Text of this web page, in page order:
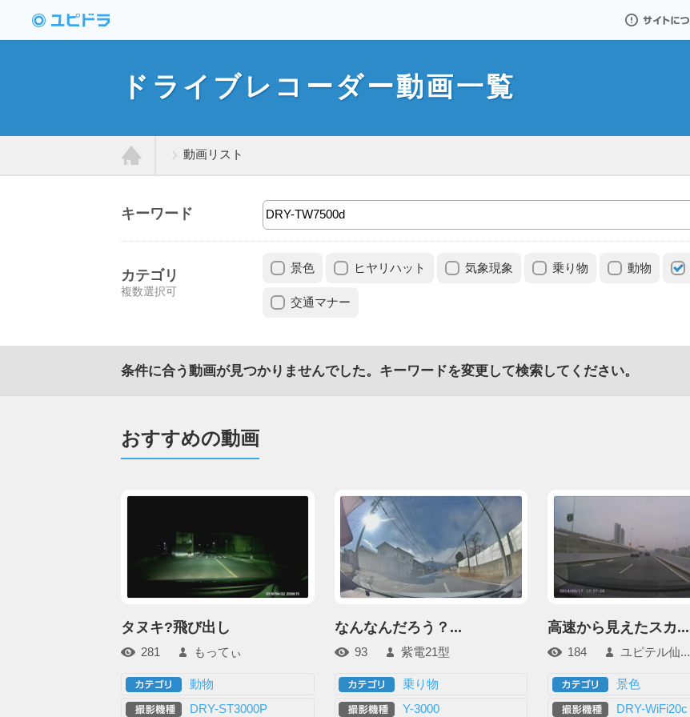
ドライブレコーダー動画一覧
ム
動画リスト
キーワード
カテゴリ
複数選択可
景色 ヒヤリハット 気象現象 乗り物 動物
交通マナー
条件に合う動画が見つかりませんでした。キーワードを変更して検索してください。
おすすめの動画
タヌキ?飛び出し
281 もってぃ
動物
DRY-ST3000P
なんなんだろう？...
93 紫電21型
乗り物
Y-3000
高速から見えたスカ...
184 ユピテル仙...
景色
DRY-WiFi20c